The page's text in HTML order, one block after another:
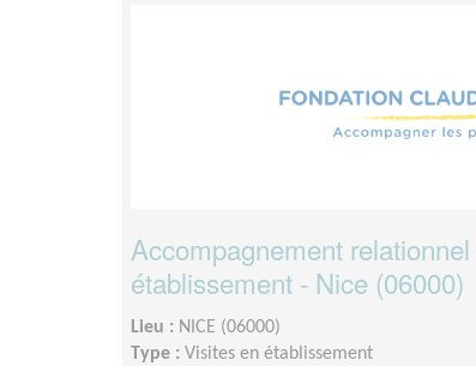
Accompagnement
établissement - Nice (06000)
Lieu : NICE (06000)
Type : Visites en établissement